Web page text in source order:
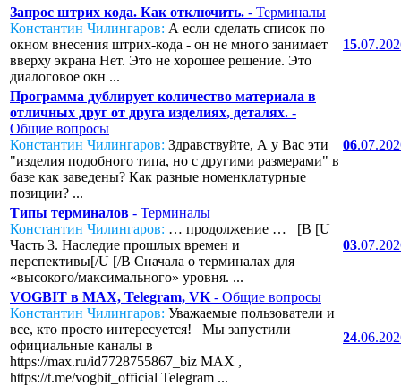
Запрос штрих кода. Как отключить. - Терминалы
Константин Чилингаров: А если сделать список по
окном внесения штрих-кода - он не много занимает
вверху экрана Нет. Это не хорошее решение. Это
диалоговое окн ...
15
Программа дублирует количество материала в
отличных друг от друга изделиях, деталях. -
Общие вопросы
Константин Чилингаров: Здравствуйте, А у Вас эти
"изделия подобного типа, но с другими размерами" в
базе как заведены? Как разные номенклатурные
позиции? ...
06
Типы терминалов - Терминалы
Константин Чилингаров: … продолжение … [B [U
Часть 3. Наследие прошлых времен и
перспективы[/U [/B Сначала о терминалах для
«высокого/максимального» уровня. ...
03
VOGBIT в MAX, Telegram, VK - Общие вопросы
Константин Чилингаров: Уважаемые пользователи и
все, кто просто интересуется! Мы запустили
официальные каналы в
https://max.ru/id7728755867_biz MAX ,
https://t.me/vogbit_official Telegram ...
24